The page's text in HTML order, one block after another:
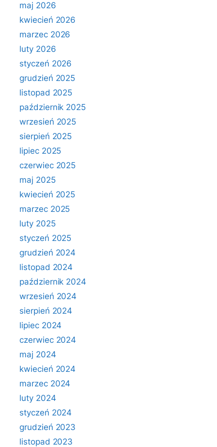
maj 2026
kwiecień 2026
marzec 2026
luty 2026
styczeń 2026
grudzień 2025
listopad 2025
październik 2025
wrzesień 2025
sierpień 2025
lipiec 2025
czerwiec 2025
maj 2025
kwiecień 2025
marzec 2025
luty 2025
styczeń 2025
grudzień 2024
listopad 2024
październik 2024
wrzesień 2024
sierpień 2024
lipiec 2024
czerwiec 2024
maj 2024
kwiecień 2024
marzec 2024
luty 2024
styczeń 2024
grudzień 2023
listopad 2023